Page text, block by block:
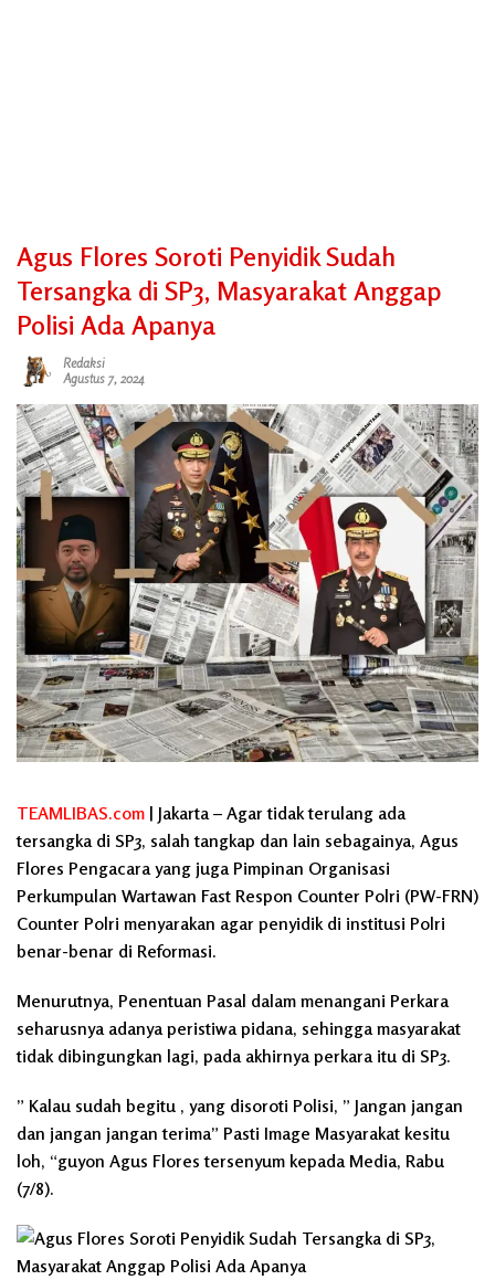
Agus Flores Soroti Penyidik Sudah
Tersangka di SP3, Masyarakat Anggap
Polisi Ada Apanya
Redaksi
Agustus 7, 2024
TEAMLIBAS.com | Jakarta – Agar tidak terulang ada
tersangka di SP3, salah tangkap dan lain sebagainya, Agus
Flores Pengacara yang juga Pimpinan Organisasi
Perkumpulan Wartawan Fast Respon Counter Polri (PW-FRN)
Counter Polri menyarakan agar penyidik di institusi Polri
benar-benar di Reformasi.
Menurutnya, Penentuan Pasal dalam menangani Perkara
seharusnya adanya peristiwa pidana, sehingga masyarakat
tidak dibingungkan lagi, pada akhirnya perkara itu di SP3.
” Kalau sudah begitu , yang disoroti Polisi, ” Jangan jangan
dan jangan jangan terima” Pasti Image Masyarakat kesitu
loh, “guyon Agus Flores tersenyum kepada Media, Rabu
(7/8).